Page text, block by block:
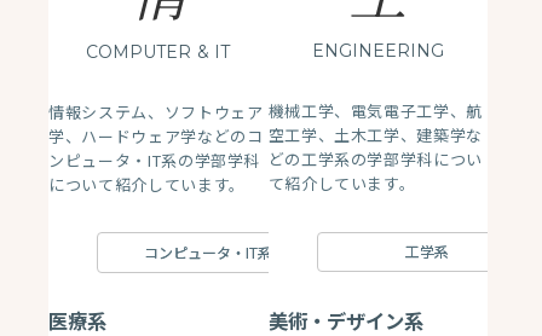
COMPUTER & IT
情報システム、ソフトウェア
学、ハードウェア学などのコ
ンピュータ・IT系の学部学科
について紹介しています。
コンピュータ・IT系
ENGINEERING
機械工学、電気電子工学、航
空工学、土木工学、建築学な
どの工学系の学部学科につい
て紹介しています。
工学系
医療系 美術・デザイン系